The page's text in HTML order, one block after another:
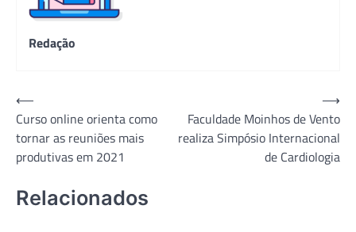
Redação
Navegação
de
Post
⟵
Curso online orienta como
tornar as reuniões mais
produtivas em 2021
Faculdade Moinhos de Vento
realiza Simpósio Internacional
de Cardiologia
⟶
Relacionados